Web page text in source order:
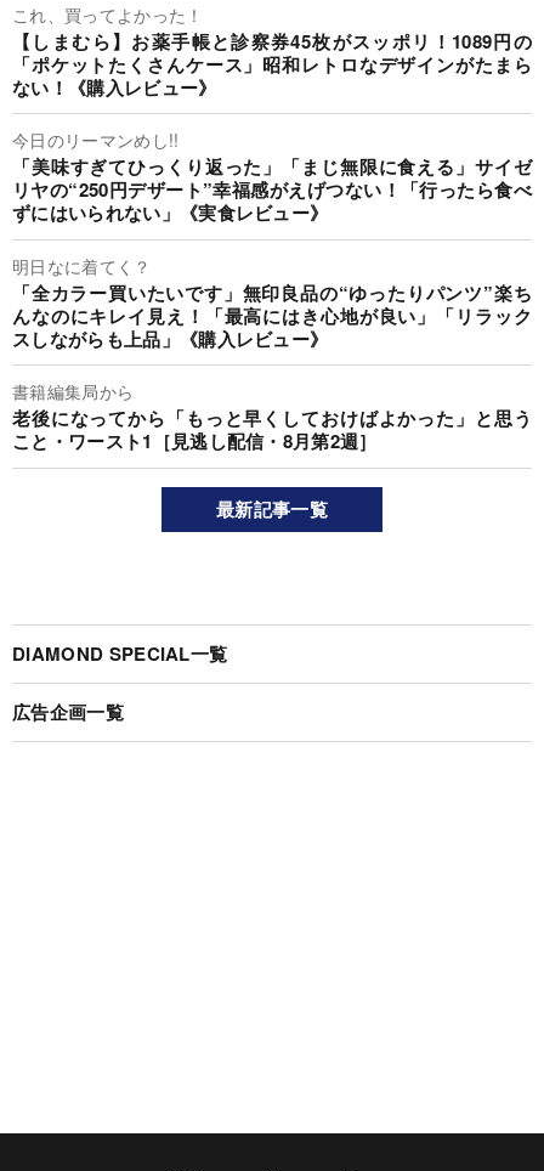
これ、買ってよかった！
【しまむら】お薬手帳と診察券45枚がスッポリ！1089円の
「ポケットたくさんケース」昭和レトロなデザインがたまら
ない！《購入レビュー》
今日のリーマンめし!!
「美味すぎてひっくり返った」「まじ無限に食える」サイゼ
リヤの“250円デザート”幸福感がえげつない！「行ったら食べ
ずにはいられない」《実食レビュー》
明日なに着てく？
「全カラー買いたいです」無印良品の“ゆったりパンツ”楽ち
んなのにキレイ見え！「最高にはき心地が良い」「リラック
スしながらも上品」《購入レビュー》
書籍編集局から
老後になってから「もっと早くしておけばよかった」と思う
こと・ワースト1［見逃し配信・8月第2週］
最新記事一覧
DIAMOND SPECIAL一覧
広告企画一覧